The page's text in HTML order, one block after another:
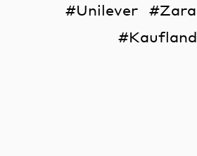
Unilever
Zara
Kaufland